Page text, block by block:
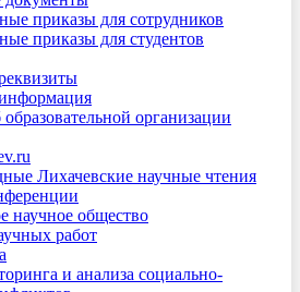
приказы для сотрудников
приказы для студентов
организации
Лихачевские научные чтения
научное общество
работ
и анализа социально-